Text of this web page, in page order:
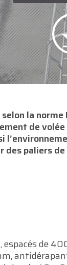
la norme
de
des paliers
de